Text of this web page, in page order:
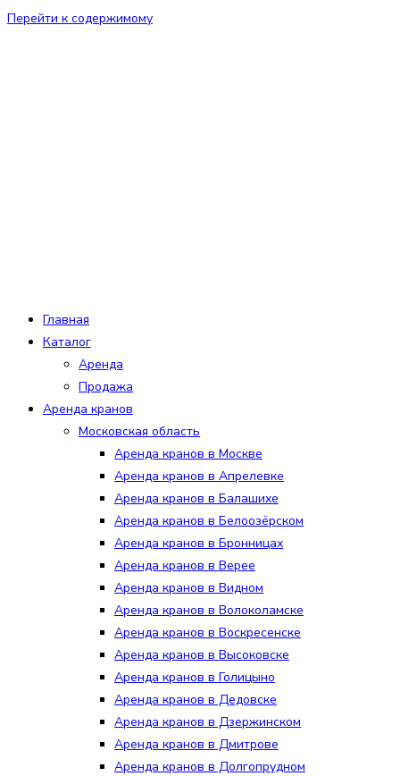
Перейти к содержимому
Главная
Каталог
Аренда
Продажа
Аренда кранов
Московская область
Аренда кранов в Москве
Аренда кранов в Апрелевке
Аренда кранов в Балашихе
Аренда кранов в Белоозёрском
Аренда кранов в Бронницах
Аренда кранов в Верее
Аренда кранов в Видном
Аренда кранов в Волоколамске
Аренда кранов в Воскресенске
Аренда кранов в Высоковске
Аренда кранов в Голицыно
Аренда кранов в Дедовске
Аренда кранов в Дзержинском
Аренда кранов в Дмитрове
Аренда кранов в Долгопрудном